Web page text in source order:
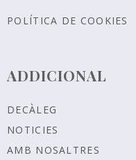
POLÍTICA DE COOKIES
ADDICIONAL
DECÀLEG
NOTICIES
AMB NOSALTRES